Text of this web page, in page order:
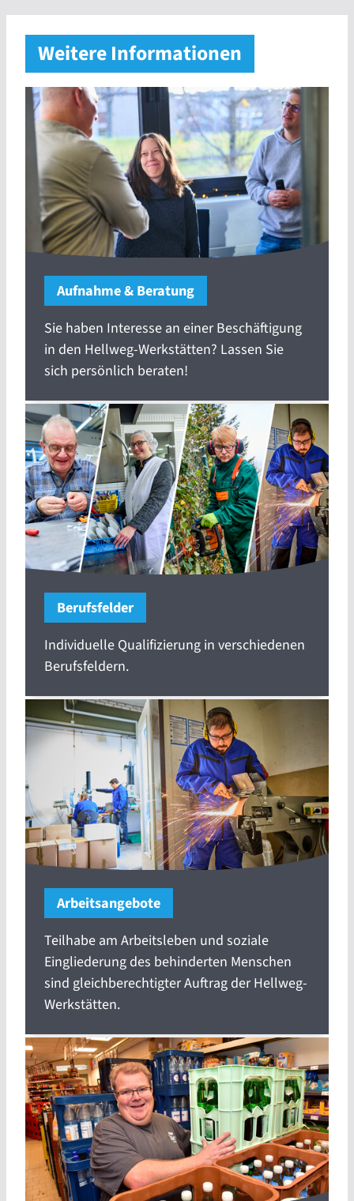
Weitere Informationen
Aufnahme & Beratung
Sie haben Interesse an einer Beschäftigung
in den Hellweg-Werkstätten? Lassen Sie
sich persönlich beraten!
Berufsfelder
Individuelle Qualifizierung in verschiedenen
Berufsfeldern.
Arbeitsangebote
Teilhabe am Arbeitsleben und soziale
Eingliederung des behinderten Menschen
sind gleichberechtigter Auftrag der Hellweg-
Werkstätten.